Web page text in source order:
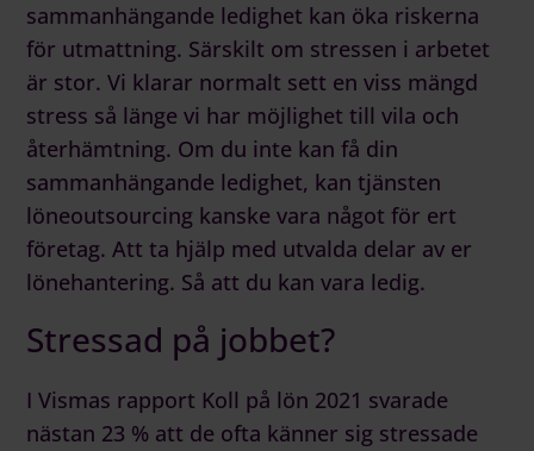
sammanhängande ledighet kan öka riskerna
för utmattning. Särskilt om stressen i arbetet
är stor. Vi klarar normalt sett en viss mängd
stress så länge vi har möjlighet till vila och
återhämtning. Om du inte kan få din
sammanhängande ledighet, kan tjänsten
löneoutsourcing kanske vara något för ert
företag. Att ta hjälp med utvalda delar av er
lönehantering. Så att du kan vara ledig.
Stressad på jobbet?
I Vismas rapport Koll på lön 2021 svarade
nästan 23 % att de ofta känner sig stressade